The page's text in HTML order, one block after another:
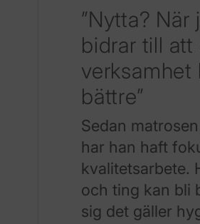
”Nytta? När
bidrar till att
verksamhet
bättre”
Sedan
har han haft
kvalitetsarbete.
och ting kan bli
sig det gäller